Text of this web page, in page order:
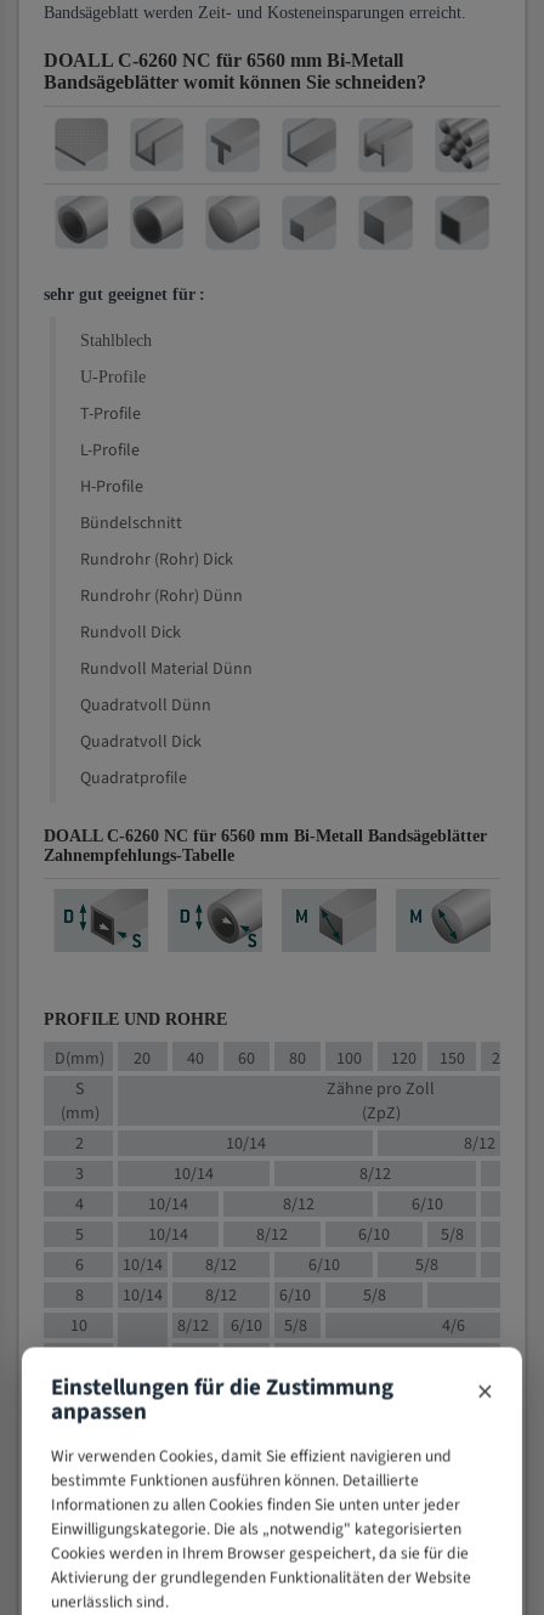
Bandsägeblatt werden Zeit- und Kosteneinsparungen erreicht.
DOALL C-6260 NC für 6560 mm Bi-Metall
Bandsägeblätter womit können Sie schneiden?
sehr gut geeignet für :
Stahlblech
U-Profile
T-Profile
L-Profile
H-Profile
Bündelschnitt
Rundrohr (Rohr) Dick
Rundrohr (Rohr) Dünn
Rundvoll Dick
Rundvoll Material Dünn
Quadratvoll Dünn
Quadratvoll Dick
Quadratprofile
DOALL C-6260 NC für 6560 mm Bi-Metall Bandsägeblätter
Zahnempfehlungs-Tabelle
PROFILE UND ROHRE
D(mm) 20 40 60 80 100 120 150 200
S
(mm)
Zähne pro Zoll
(ZpZ)
2
10/14
8/12
3
10/14 8/12
4
10/14 8/12 6/10
5
10/14 8/12 6/10
5/8
6
10/14 8/12 6/10
5/8
8
10/14 8/12 6/10 5/8
10
8/12 6/10 5/8
4/6
15
8/12 6/10
4/5
20
30
4/5
50
80
> 100
VOLLMATERIAL
Einstellungen für die Zustimmung
anpassen ×
Wir verwenden Cookies, damit Sie effizient navigieren und
bestimmte Funktionen ausführen können. Detaillierte
Informationen zu allen Cookies finden Sie unten unter jeder
Einwilligungskategorie. Die als „notwendig" kategorisierten
Cookies werden in Ihrem Browser gespeichert, da sie für die
Aktivierung der grundlegenden Funktionalitäten der Website
unerlässlich sind.